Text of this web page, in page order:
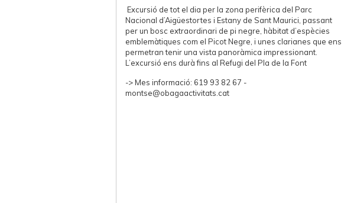
Excursió de tot el dia per la zona perifèrica del Parc
Nacional d’Aigüestortes i Estany de Sant Maurici, passant
per un bosc extraordinari de pi negre, hàbitat d’espècies
emblemàtiques com el Picot Negre, i unes clarianes que ens
permetran tenir una vista panoràmica impressionant.
L’excursió ens durà fins al Refugi del Pla de la Font
-> Mes informació: 619 93 82 67 -
montse@obagaactivitats.cat